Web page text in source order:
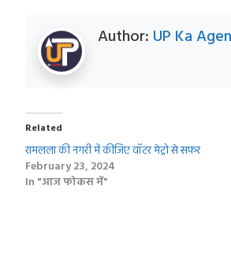
Author: UP Ka
Related
रामलला की नगरी में कीजिए वॉटर मेट्रो से सफर
February 23, 2024
In "आज फोकस में"